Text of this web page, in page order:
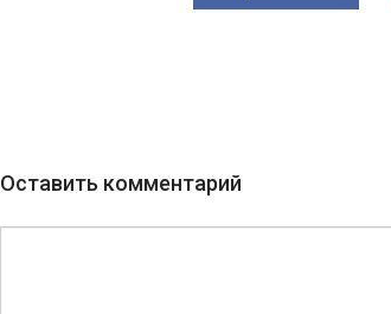
Оставить комментарий